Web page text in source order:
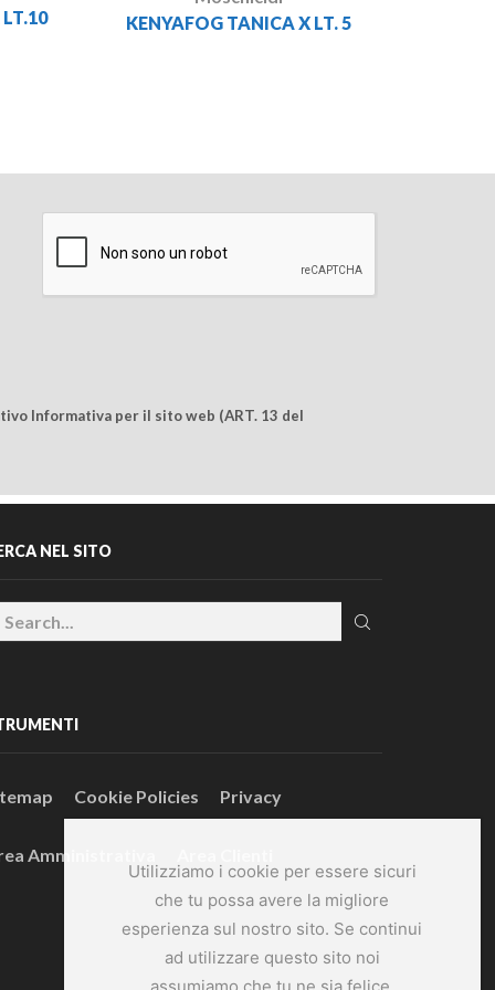
Utilizziamo i cookie per essere sicuri
che tu possa avere la migliore
esperienza sul nostro sito. Se continui
ad utilizzare questo sito noi
KENYAFOG TANICA X LT. 5
Informativa per il sito web (ART. 13 del
NEL SITO
Cookie Policies Privacy
Amministrativa